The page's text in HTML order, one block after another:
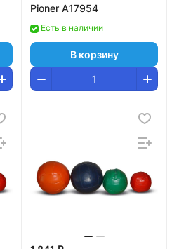
Pioner A17954
Есть в наличии
В корзину